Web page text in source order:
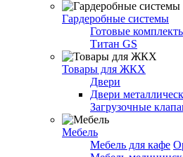
Гардеробные системы
Готовые
Титан GS
Товары для ЖКХ
Двери
Двери
Загрузочные
Мебель
Мебель для кафе